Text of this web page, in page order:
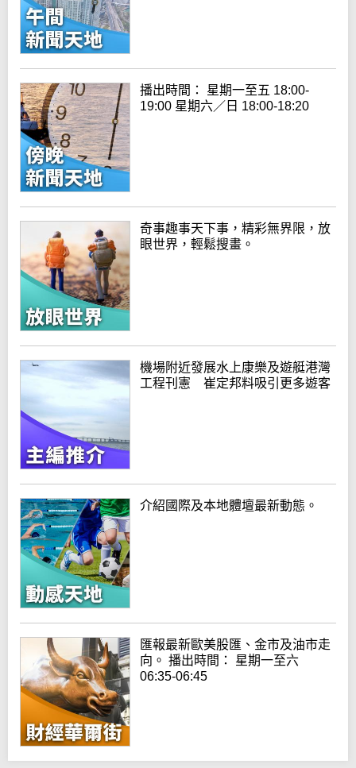
播出時間： 星期一至五 18:00-
19:00 星期六／日 18:00-18:20
奇事趣事天下事，精彩無界限，放
眼世界，輕鬆搜畫。
機場附近發展水上康樂及遊艇港灣
工程刊憲 崔定邦料吸引更多遊客
介紹國際及本地體壇最新動態。
匯報最新歐美股匯、金市及油市走
向。 播出時間： 星期一至六
06:35-06:45